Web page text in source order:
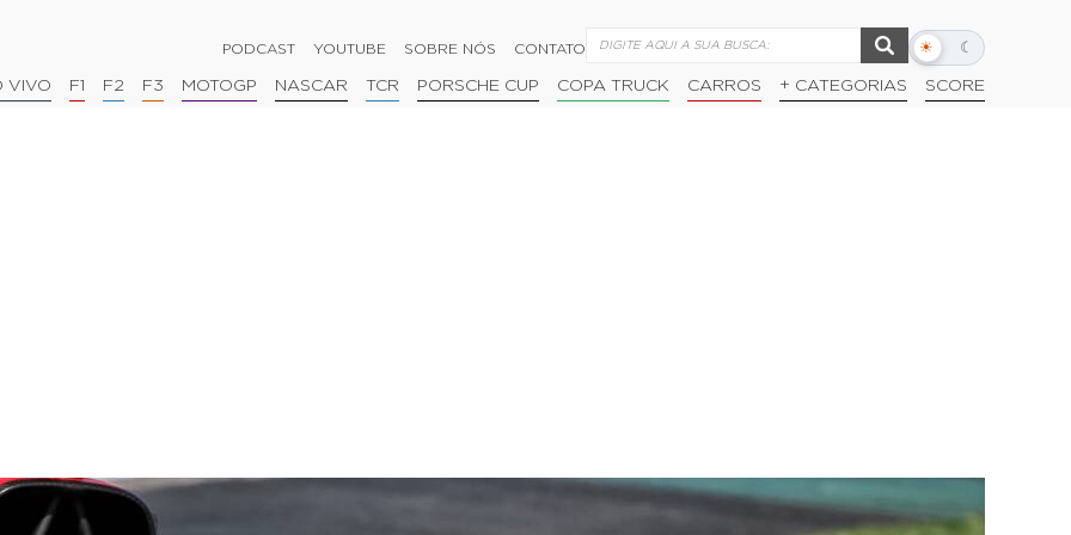
PODCAST YOUTUBE SOBRE NÓS CONTATO ☀ ☾
Alternar
escuro
VIVO F1 F2 F3 MOTOGP NASCAR TCR PORSCHE CUP COPA TRUCK CARROS + CATEGORIAS SCORE